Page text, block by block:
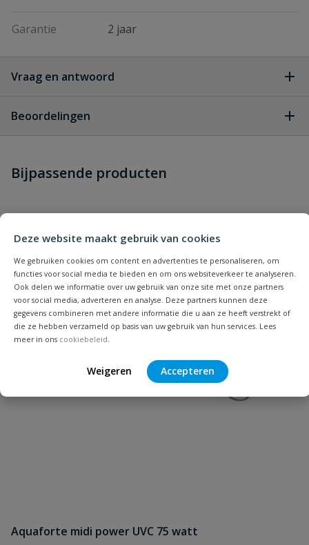
Deze website maakt gebruik van cookies
We gebruiken cookies om content en advertenties te personaliseren, om
functies voor social media te bieden en om ons websiteverkeer te analyseren.
Ook delen we informatie over uw gebruik van onze site met onze partners
voor social media, adverteren en analyse. Deze partners kunnen deze
gegevens combineren met andere informatie die u aan ze heeft verstrekt of
die ze hebben verzameld op basis van uw gebruik van hun services. Lees
meer in ons cookiebeleid
Weigeren Accepteren
Garantie 2 jaar
Vraag en antwoord
dit product?
Beoordelingen
Schrijf zelf een beoordeling
Uw waardering:
Samenvatting
Beoordeling versturen
Bijpassende producten
Aquaforte midi power UVC 75 watt